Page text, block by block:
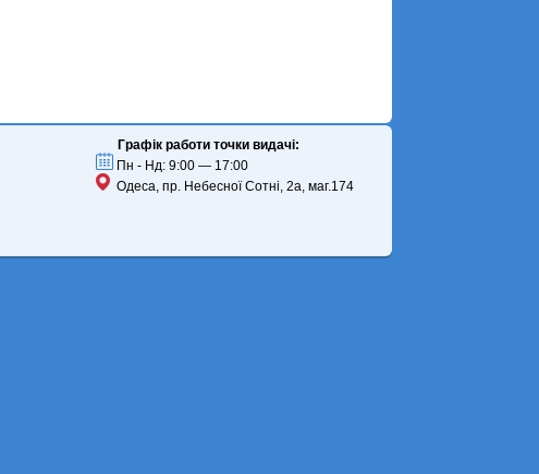
Графік работи точки видачі:
Пн - Нд: 9:00 — 17:00
Одеса, пр. Небесної Сотні, 2а, маг.174